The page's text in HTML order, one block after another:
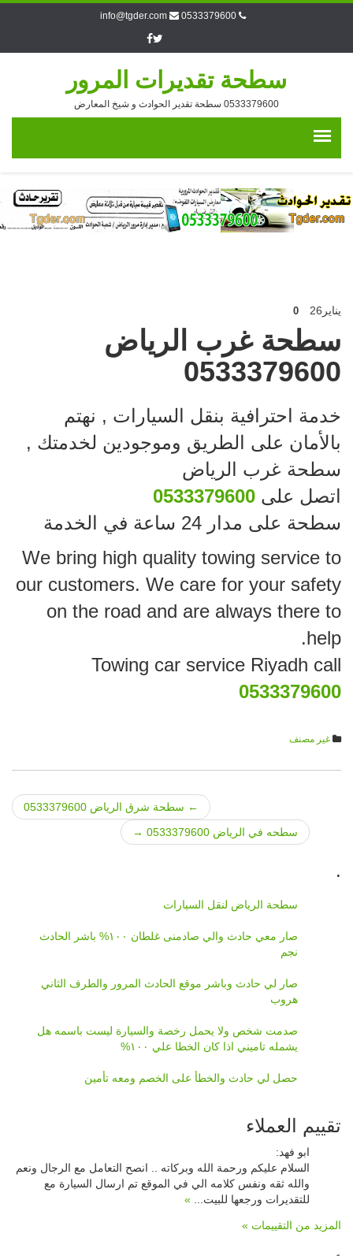
0533379600
info@tgder.com
سطحة تقديرات المرور
0533379600 سطحة تقدير الحوادث و شيخ المعارض
يناير 26
0
سطحة غرب الرياض
0533379600
خدمة احترافية بنقل السيارات , نهتم
بالأمان على الطريق وموجودين لخدمتك ,
سطحة غرب الرياض
اتصل على 0533379600
سطحة على مدار 24 ساعة في الخدمة
We bring high quality towing service to
our customers. We care for your safety
on the road and are always there to
help.
Towing car service Riyadh call
0533379600
غير مصنف
Post navigation
← سطحة شرق الرياض 0533379600
سطحه في الرياض 0533379600
→
.
سطحة الرياض لنقل السيارات
صار معي حادث والي صادمنى غلطان ١٠٠% باشر الحادث
نجم
صار لي حادث وباشر موقع الحادث المرور والطرف الثاني
هروب
صدمت شخص ولا يحمل رخصة والسيارة ليست باسمه هل
يشمله تاميني اذا كان الخطا علي ١٠٠%
حصل لي حادث والخطأ على الخصم ومعه تأمين
تقييم العملاء
ابو فهد:
السلام عليكم ورحمة الله وبركاته .. انصح التعامل مع الرجال ونعم
والله ثقه ونفس كلامه الي في الموقع تم ارسال السيارة مع
للتقديرات ورجعها للبيت... »
المزيد من التقييمات »